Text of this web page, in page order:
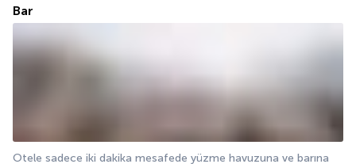
Bar
Otele sadece iki dakika mesafede yüzme havuzuna ve barına